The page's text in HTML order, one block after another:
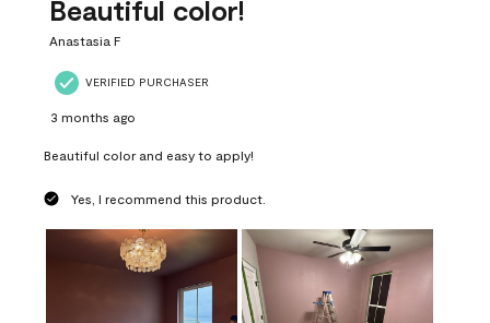
Beautiful color!
Anastasia F
VERIFIED PURCHASER
3 months ago
Beautiful color and easy to apply!
Yes, I recommend this product.